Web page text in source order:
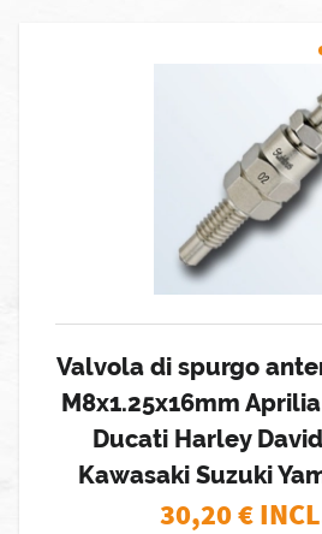
Valvola di spurgo
M8x1.25x16mm
Ducati Harley
Kawasaki Suzuki
30,20€